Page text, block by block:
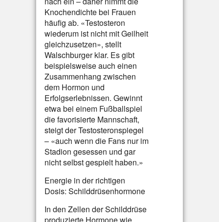
Knochendichte bei Frauen
häufig ab. «Testosteron
wiederum ist nicht mit Geilheit
gleichzusetzen», stellt
Walschburger klar. Es gibt
beispielsweise auch einen
Zusammenhang zwischen
dem Hormon und
Erfolgserlebnissen. Gewinnt
etwa bei einem Fußballspiel
die favorisierte Mannschaft,
steigt der Testosteronspiegel
– «auch wenn die Fans nur im
Stadion gesessen und gar
nicht selbst gespielt haben.»
Energie in der richtigen
Dosis: Schilddrüsenhormone
In den Zellen der Schilddrüse